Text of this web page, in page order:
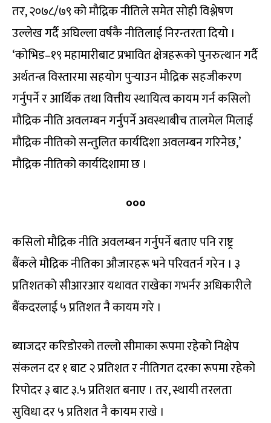
तर, २०७८/७९ को मौद्रिक नीतिले समेत सोही विश्लेषण
उल्लेख गर्दै अघिल्ला वर्षकै नीतिलाई निरन्तरता दियो ।
‘कोभिड–१९ महामारीबाट प्रभावित क्षेत्रहरूको पुनरुत्थान गर्दै
अर्थतन्त्र विस्तारमा सहयोग पुर्‍याउन मौद्रिक सहजीकरण
गर्नुपर्ने र आर्थिक तथा वित्तीय स्थायित्व कायम गर्न कसिलो
मौद्रिक नीति अवलम्बन गर्नुपर्ने अवस्थाबीच तालमेल मिलाई
मौद्रिक नीतिको सन्तुलित कार्यदिशा अवलम्बन गरिनेछ,’
मौद्रिक नीतिको कार्यदिशामा छ ।
०००
कसिलो मौद्रिक नीति अवलम्बन गर्नुपर्ने बताए पनि राष्ट्र
बैंकले मौद्रिक नीतिका औजारहरू भने परिवतर्न गरेन । ३
प्रतिशतको सीआरआर यथावत राखेका गभर्नर अधिकारीले
बैंकदरलाई ५ प्रतिशत नै कायम गरे ।
ब्याजदर करिडोरको तल्लो सीमाका रूपमा रहेको निक्षेप
संकलन दर १ बाट २ प्रतिशत र नीतिगत दरका रूपमा रहेको
रिपोदर ३ बाट ३.५ प्रतिशत बनाए । तर, स्थायी तरलता
सुविधा दर ५ प्रतिशत नै कायम राखे ।